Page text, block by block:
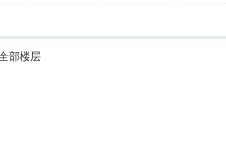
部楼层